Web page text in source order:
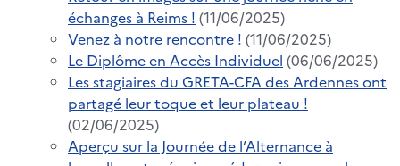
échanges à Reims ! (11/06/2025)
Venez à notre rencontre ! (11/06/2025)
Le Diplôme en Accès Individuel (06/06/2025)
Les stagiaires du GRETA-CFA des Ardennes ont
partagé leur toque et leur plateau !
(02/06/2025)
Aperçu sur la Journée de l’Alternance à